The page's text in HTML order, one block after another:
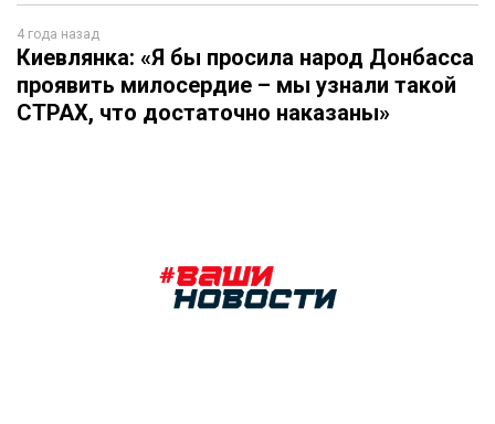
4 года назад
Киевлянка: «Я бы просила народ Донбасса
проявить милосердие – мы узнали такой
СТРАХ, что достаточно наказаны»